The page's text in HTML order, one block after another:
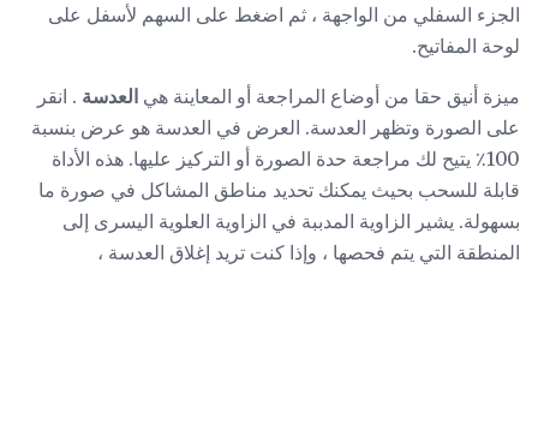
الجزء السفلي من الواجهة ، ثم اضغط على السهم لأسفل على
لوحة المفاتيح.
ميزة أنيق حقا من أوضاع المراجعة أو المعاينة هي العدسة . انقر
على الصورة وتظهر العدسة. العرض في العدسة هو عرض بنسبة
100٪ يتيح لك مراجعة حدة الصورة أو التركيز عليها. هذه الأداة
قابلة للسحب بحيث يمكنك تحديد مناطق المشاكل في صورة ما
بسهولة. يشير الزاوية المدببة في الزاوية العلوية اليسرى إلى
المنطقة التي يتم فحصها ، وإذا كنت تريد إغلاق العدسة ،